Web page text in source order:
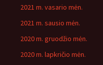
2021 m. vasario mėn.
2021 m. sausio mėn.
2020 m. gruodžio mėn.
2020 m. lapkričio mėn.